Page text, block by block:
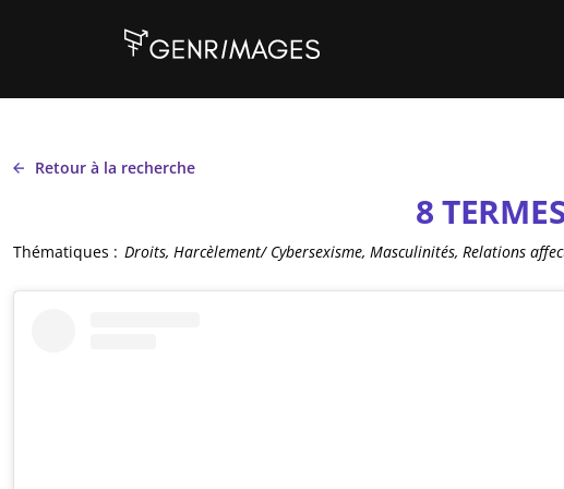
Retour à la recherche
8
Thématiques : Droits, Harcèlement/ Cybersexisme, Masculinités, Relations